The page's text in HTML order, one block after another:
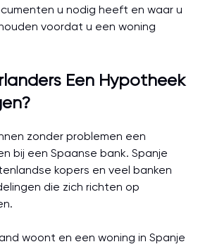
u nodig heeft en waar u
voordat u een woning
Een Hypotheek
zonder problemen een
bij een Spaanse bank. Spanje
kopers en veel banken
die zich richten op
woont en een woning in Spanje